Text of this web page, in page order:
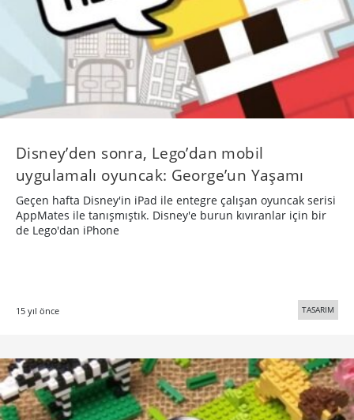
Disney’den sonra, Lego’dan mobil
uygulamalı oyuncak: George’un Yaşamı
Geçen hafta Disney'in iPad ile entegre çalışan oyuncak serisi
AppMates ile tanışmıştık. Disney'e burun kıvıranlar için bir
de Lego'dan iPhone
15 yıl önce TASARIM